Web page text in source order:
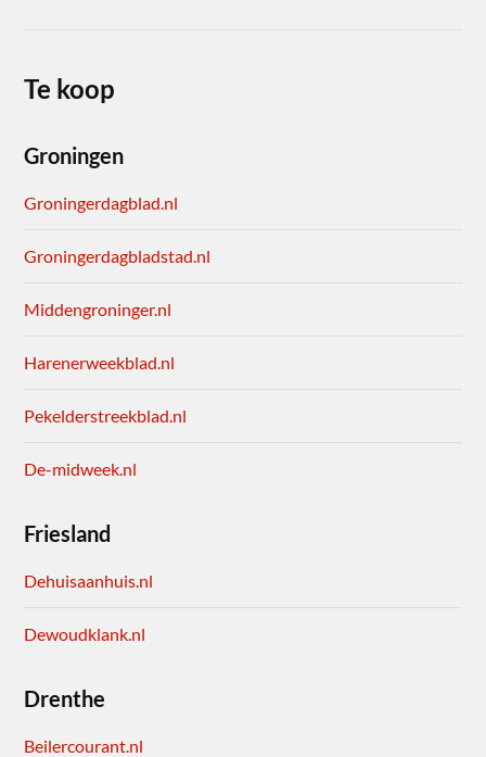
Te koop
Groningen
Groningerdagblad.nl
Groningerdagbladstad.nl
Middengroninger.nl
Harenerweekblad.nl
Pekelderstreekblad.nl
De-midweek.nl
Friesland
Dehuisaanhuis.nl
Dewoudklank.nl
Drenthe
Beilercourant.nl